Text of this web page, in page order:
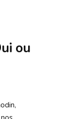
ou